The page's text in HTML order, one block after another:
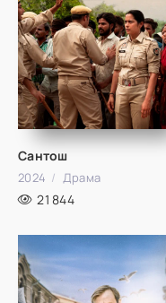
Сантош
2024 Драма
21 844